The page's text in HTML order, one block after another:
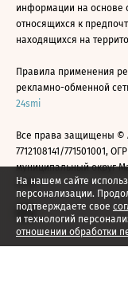
На нашем сайте
персонализации.
подтверждаете свое
и технологий
отношении обработки
информации на основе
относящихся к
находящихся на
Правила применения
рекламно-обменной
24smi
Все права защищены ©
7712108141/771501001,
муниципальный округ
2026